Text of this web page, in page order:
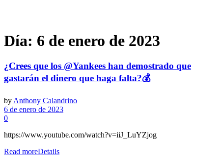
Día: 6 de enero de 2023
¿Crees que los @Yankees han demostrado que
gastarán el dinero que haga falta?💰
by Anthony Calandrino
6 de enero de 2023
0
https://www.youtube.com/watch?v=iiJ_LuYZjog
Read moreDetails